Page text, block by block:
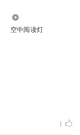
空中阅读灯
1